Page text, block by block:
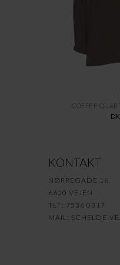
COFFEE
KONTAKT
NØRREGADE 16
6600 VEJEN
TLF: 7536 0317
MAIL: SCHELDE-